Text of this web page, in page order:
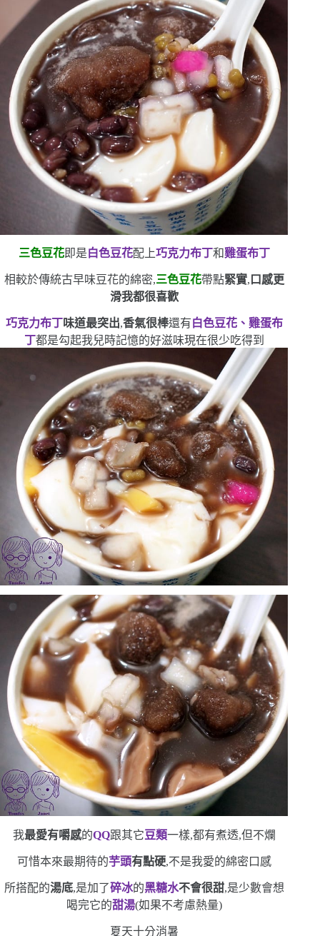
三色豆花即是白色豆花配上巧克力布丁和雞蛋布丁
相較於傳統古早味豆花的綿密,三色豆花帶點緊實, 口感更
滑我都很喜歡
巧克力布丁味道最突出,香氣很棒還有白色豆花、雞蛋布
丁都是勾起我兒時記憶的好滋味現在很少吃得到
我最愛有嚼感的QQ跟其它豆類一樣,都有煮透,但不爛
可惜本來最期待的芋頭有點硬,不是我愛的綿密口感
所搭配的湯底,是加了碎冰的黑糖水不會很甜,是少數會想
喝完它的甜湯(如果不考慮熱量)
夏天十分消暑